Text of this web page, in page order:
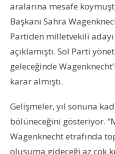
aralarına mesafe
Başkanı Sahra
Partiden milletvekili adayı
açıklamıştı. Sol Parti
geleceğinde
karar almıştı.
Gelişmeler, yıl sonuna
bölüneceğini gösteriyor.
Wagenknecht etrafında
oluşuma gideceği az çok